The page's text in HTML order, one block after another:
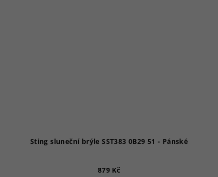
Sting sluneční brýle SST383 0B29 51 - Pánské
879 Kč